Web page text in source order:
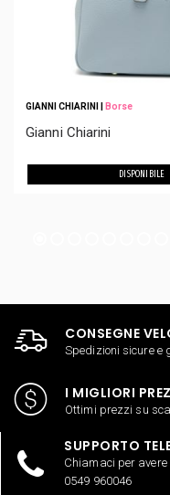
GIANNI CHIARINI Borse
Gianni Chiarini
DISPONIBILE
CONSEGNE
Spedizioni sicure e
I MIGLIORI
Ottimi prezzi su
SUPPORTO
Chiamaci per
0549 960046